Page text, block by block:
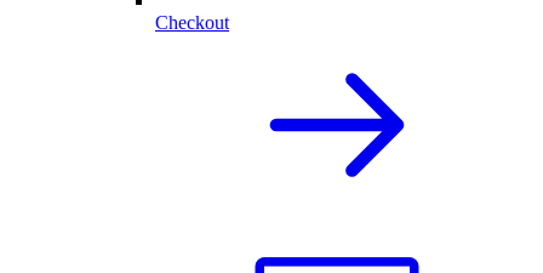
Checkout